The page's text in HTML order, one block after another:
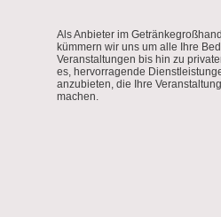
Als Anbieter im
kümmern wir uns um alle Ihre
Veranstaltungen bis hin zu
es, hervorragende
anzubieten, die Ihre
machen.